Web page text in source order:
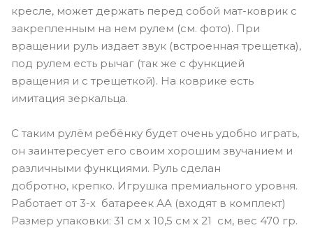
кресле, может держать перед собой мат-коврик с
закрепленным на нем рулем (см. фото). При
вращении руль издает звук (встроенная трещетка),
под рулем есть рычаг (так же с функцией
вращения и с трещеткой). На коврике есть
имитация зеркальца.
С таким рулём ребёнку будет очень удобно играть,
он заинтересует его своим хорошим звучанием и
различными функциями. Руль сделан
добротно, крепко. Игрушка премиального уровня.
Работает от 3-х батареек АА (входят в комплект)
Размер упаковки: 31 см х 10,5 см х 21 см, вес 470 гр.